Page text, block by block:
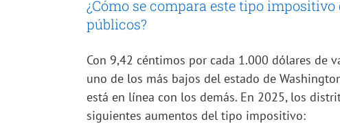
¿Cómo se compara este tipo
públicos?
Con 9,42 céntimos por cada 1.000 dólares de
uno de los más bajos del estado de
está en línea con los demás. En 2025, los
siguientes aumentos del tipo impositivo: